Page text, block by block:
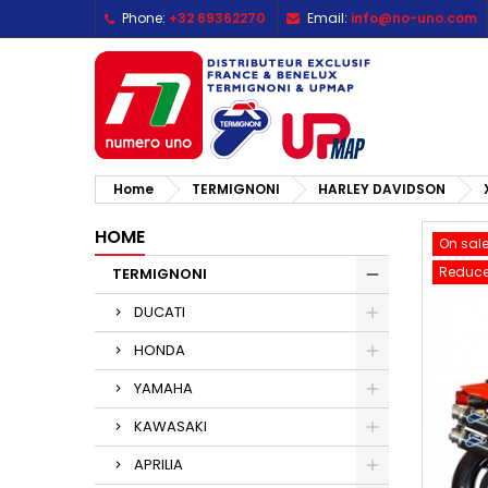
Phone: +32 69362270 Email: info@no-uno.com
Home TERMIGNONI HARLEY DAVIDSON
HOME
TERMIGNONI
DUCATI
HONDA
YAMAHA
KAWASAKI
APRILIA
On